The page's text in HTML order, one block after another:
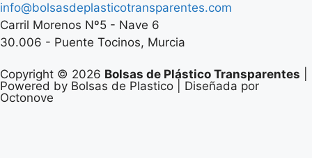
info@bolsasdeplasticotransparentes.com
Carril Morenos Nº5 - Nave 6
30.006 - Puente Tocinos, Murcia
Copyright © 2026 Bolsas de Plástico Transparentes
Powered by Bolsas de Plastico | Diseñada por
Octonove